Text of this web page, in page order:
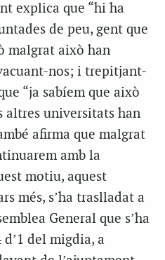
explica que “hi ha
de peu, gent que
malgrat això han
nos; i trepitjant-
“ja sabíem que això
altres universitats han
afirma que malgrat
amb la
motiu, aquest
més, s’ha traslladat a
General que s’ha
del migdia, a